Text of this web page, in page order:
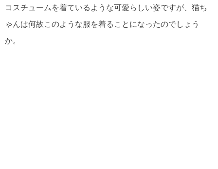
コスチュームを着ているような可愛らしい姿ですが、猫ち
ゃんは何故このような服を着ることになったのでしょう
か。